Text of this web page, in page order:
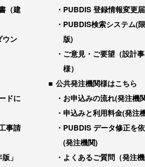
（建
ウン
ドに
事請
」
PUBDIS 登録情報変更
PUBDIS検索システム(
版)
ご意見・ご要望（設計
様）
公共発注機関様はこちら
お申込みの流れ(発注機
申込みと利用料金(発注
PUBDIS データ修正を
(発注機関)
よくあるご質問（発注機